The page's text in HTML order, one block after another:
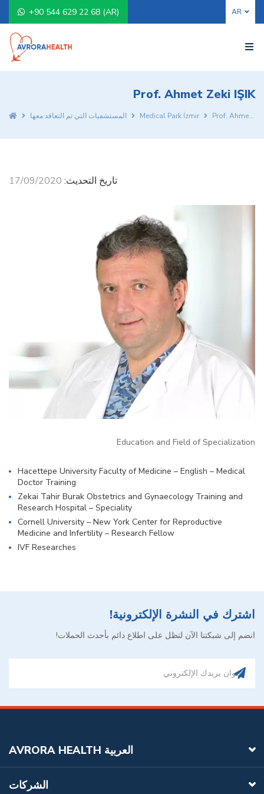
+90 544 629 22 68 (AR)
Prof. Ahmet Zeki IŞIK
المستشفيات التي تم التعاقد معها Medical Park İzmir Prof. Ahmet Zeki IŞIK
تاريخ التحديث: 17/09/2020
Education and Field of Specialization
Hacettepe University Faculty of Medicine – English – Medical
Doctor Training
Zekai Tahir Burak Obstetrics and Gynaecology Training and
Research Hospital – Speciality
Cornell University – New York Center for Reproductive
Medicine and Infertility – Research Fellow
IVF Researches
اشترك في النشرة الإلكترونية!
انضم إلى شبكتنا الآن لتظل على اطلاع دائم بأحدث الحملات!
AVRORA HEALTH العربية
الشركات